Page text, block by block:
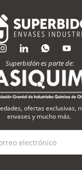
Superbidón es parte de:
ofertas exclusivas,
envases y mucho más.